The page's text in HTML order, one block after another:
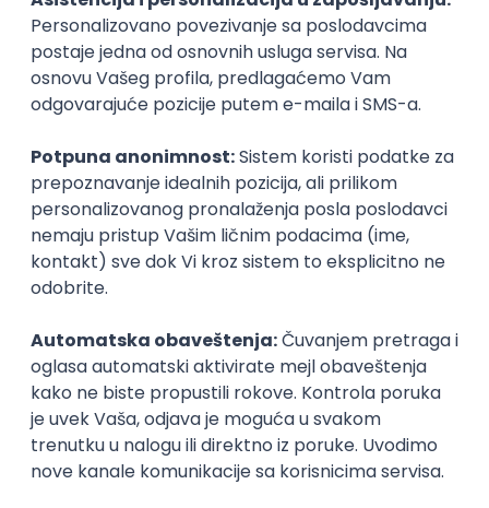
1. smena
Puno radno vreme
Refiler za Beograd
Omladinska Zadruga DOB
Beograd
Puno radno vreme
neto: 70.000 RSD (mesečna plata)
Poslovi preko zadruge